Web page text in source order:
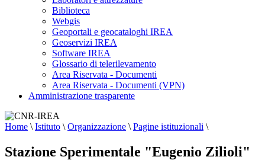
Biblioteca
Webgis
Geoportali e geocataloghi IREA
Geoservizi IREA
Software IREA
Glossario di telerilevamento
Area Riservata - Documenti
Area Riservata - Documenti (VPN)
Amministrazione trasparente
Home \ Istituto \ Organizzazione \ Pagine istituzionali \
Stazione Sperimentale "Eugenio Zilioli"